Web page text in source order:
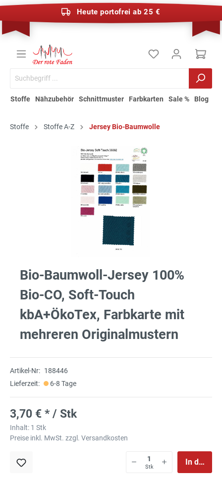
Heute portofrei ab 25 €
Stoffe Nähzubehör Schnittmuster Farbkarten Sale % Blog
Stoffe Stoffe A-Z Jersey Bio-Baumwolle
Bio-Baumwoll-Jersey 100%
Bio-CO, Soft-Touch
kbA+ÖkoTex, Farbkarte mit
mehreren Originalmustern
Artikel-Nr: 188446
Lieferzeit:
6-8 Tage
3,70 € * / Stk
Inhalt: 1 Stk
Preise inkl. MwSt. zzgl. Versandkosten
Stk
In den